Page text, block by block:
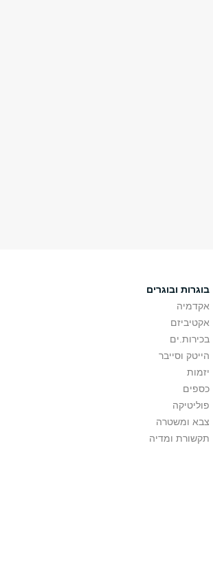
בוגרות ובוגרים
אקדמיה
אקטיביזם
בכירות.ים
הייטק וסייבר
יזמות
כספים
פוליטיקה
צבא ומשטרה
תקשורת ומדיה